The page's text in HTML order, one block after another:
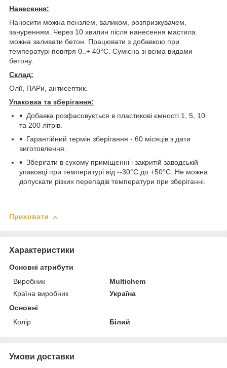
Нанесення:
Наносити можна пензлем, валиком, розпризкувачем,
зануренням. Через 10 хвилин після нанесення мастила
можна заливати бетон. Працювати з добавкою при
температурі повітря 0..+ 40°С. Сумісна зі всіма видами
бетону.
Склад:
Олії, ПАРи, антисептик.
Упаковка та зберігання:
Добавка розфасовується в пластикові ємності 1, 5, 10
та 200 літрів.
Гарантійний термін зберігання - 60 місяців з дати
виготовлення.
Зберігати в сухому приміщенні і закритій заводській
упаковці при температурі від --30°С до +50°С. Не можна
допускати різких перепадів температури при зберіганні.
Приховати
Характеристики
Основні атрибути
Виробник
Multichem
Країна виробник
Україна
Основні
Колір
Білий
Умови доставки